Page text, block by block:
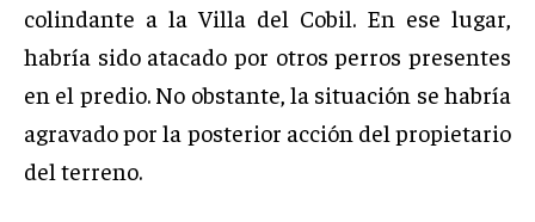
colindante a la Villa del Cobil. En ese lugar,
habría sido atacado por otros perros presentes
en el predio. No obstante, la situación se habría
agravado por la posterior acción del propietario
del terreno.